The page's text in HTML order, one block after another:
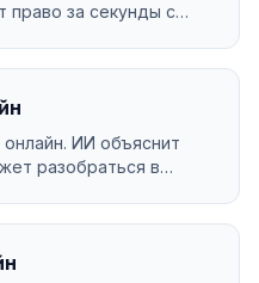
за секунды с
ИИ объяснит
разобраться в